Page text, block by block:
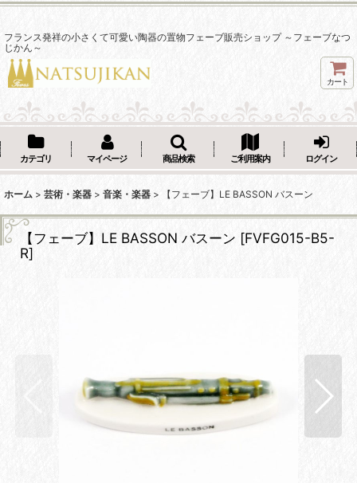
フランス発祥の小さくて可愛い陶器の置物フェーブ販売ショップ ～フェーブなつ
じかん～
カート
カテゴリ マイページ 商品検索 ご利用案内 ログイン
ホーム > 芸術・楽器 > 音楽・楽器 > 【フェーブ】LE BASSON バスーン
【フェーブ】LE BASSON バスーン [FVFG015-B5-
R]